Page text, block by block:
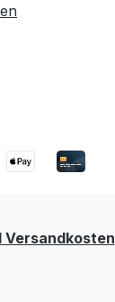
Versandkosten